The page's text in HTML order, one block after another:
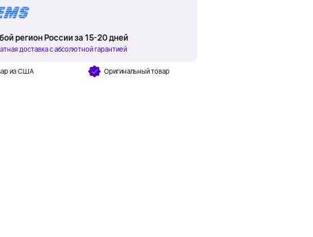
регион России за 15-20 дней
доставка с абсолютной гарантией
из США Оригинальный товар